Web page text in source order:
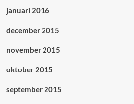
januari 2016
december 2015
november 2015
oktober 2015
september 2015